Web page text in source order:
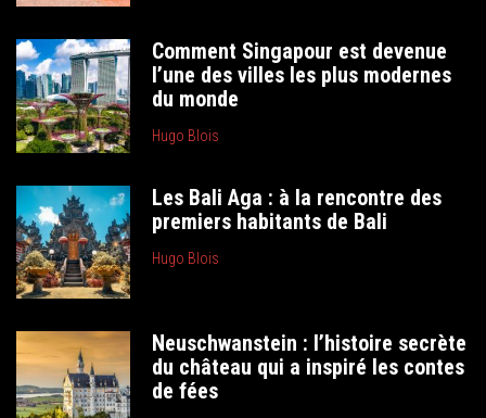
Comment Singapour est devenue
l’une des villes les plus modernes
du monde
Hugo Blois
Les Bali Aga : à la rencontre des
premiers habitants de Bali
Hugo Blois
Neuschwanstein : l’histoire secrète
du château qui a inspiré les contes
de fées